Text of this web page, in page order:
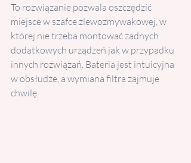
To rozwiązanie pozwala oszczędzić
miejsce w szafce zlewozmywakowej, w
której nie trzeba montować żadnych
dodatkowych urządzeń jak w przypadku
innych rozwiązań. Bateria jest intuicyjna
w obsłudze, a wymiana filtra zajmuje
chwilę.